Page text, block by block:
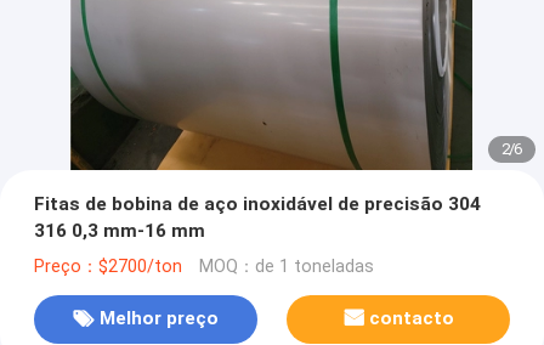
2/6
Fitas de bobina de aço inoxidável de precisão 304
316 0,3 mm-16 mm
Preço：$2700/ton MOQ：de 1 toneladas
Melhor preço contacto